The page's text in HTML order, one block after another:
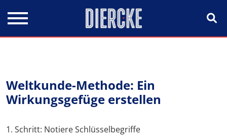
Weltkunde-Methode: Ein
Wirkungsgefüge erstellen
1. Schritt: Notiere Schlüsselbegriffe